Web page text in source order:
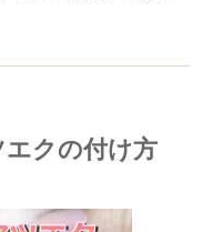
クの付け方